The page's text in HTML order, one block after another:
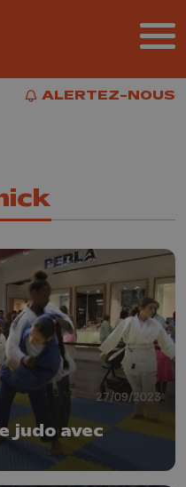
ALERTEZ-NOUS
ALERTEZ-NOUS
27/09/2023
judo avec